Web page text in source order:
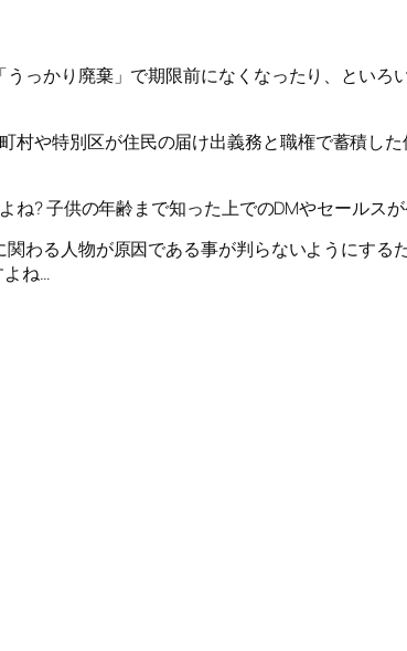
っかり廃棄」で期限前になくなったり、といろ
や特別区が住民の届け出義務と職権で蓄積し
? 子供の年齢まで知った上でのDMやセールスが
わる人物が原因である事が判らないようにする
ね…